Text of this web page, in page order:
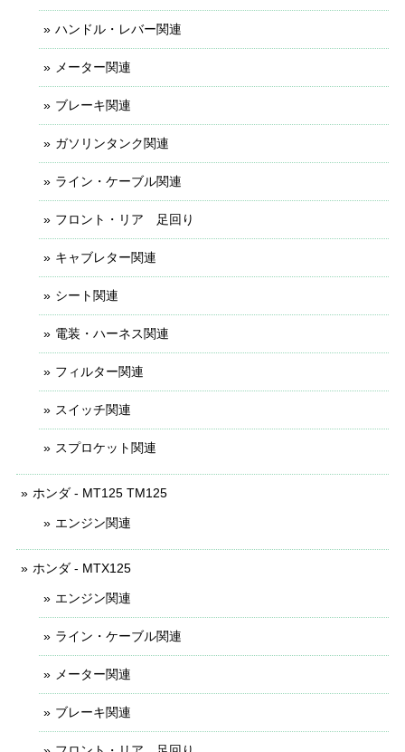
ハンドル・レバー関連
メーター関連
ブレーキ関連
ガソリンタンク関連
ライン・ケーブル関連
フロント・リア 足回り
キャブレター関連
シート関連
電装・ハーネス関連
フィルター関連
スイッチ関連
スプロケット関連
ホンダ - MT125 TM125
エンジン関連
ホンダ - MTX125
エンジン関連
ライン・ケーブル関連
メーター関連
ブレーキ関連